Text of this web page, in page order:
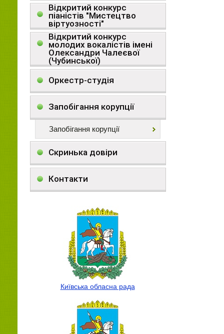
Відкритий конкурс
піаністів "Мистецтво
віртуозності"
Відкритий конкурс
молодих вокалістів імені
Олександри Чалеєвої
(Чубинської)
Оркестр-студія
Запобігання корупції
Запобігання корупції
Скринька довіри
Контакти
Київська обласна рада